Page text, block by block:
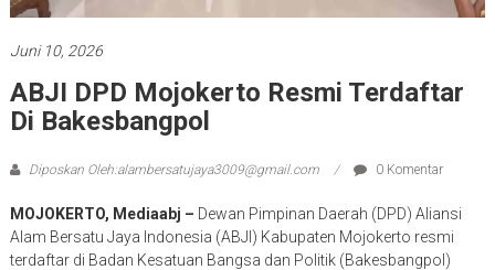
Juni 10, 2026
ABJI DPD Mojokerto Resmi Terdaftar
Di Bakesbangpol
Diposkan Oleh:alambersatujaya3009@gmail.com 0 Komentar
MOJOKERTO, Mediaabj – Dewan Pimpinan Daerah (DPD) Aliansi
Alam Bersatu Jaya Indonesia (ABJI) Kabupaten Mojokerto resmi
terdaftar di Badan Kesatuan Bangsa dan Politik (Bakesbangpol)